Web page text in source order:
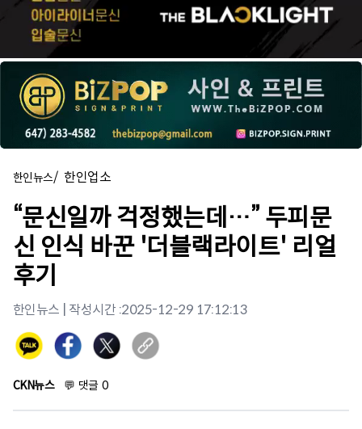
한인뉴스/ 한인업소
“문신일까 걱정했는데…” 두피문
신 인식 바꾼 '더블랙라이트' 리얼
후기
한인뉴스 | 작성시간 :2025-12-29 17:12:13
CKN뉴스 💬 댓글 0